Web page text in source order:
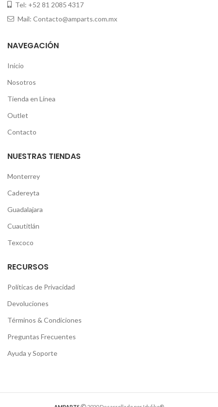
Tel: +52 81 2085 4317
Mail: Contacto@amparts.com.mx
NAVEGACIÓN
Inicio
Nosotros
Tienda en Línea
Outlet
Contacto
NUESTRAS TIENDAS
Monterrey
Cadereyta
Guadalajara
Cuautitlán
Texcoco
RECURSOS
Políticas de Privacidad
Devoluciones
Términos & Condiciones
Preguntas Frecuentes
Ayuda y Soporte